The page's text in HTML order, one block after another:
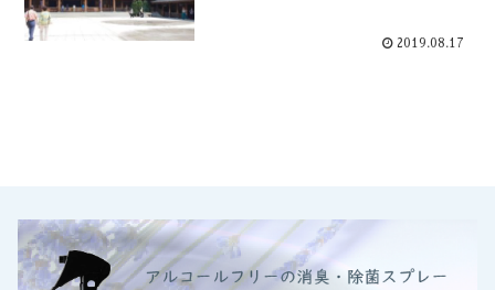
2019.08.17